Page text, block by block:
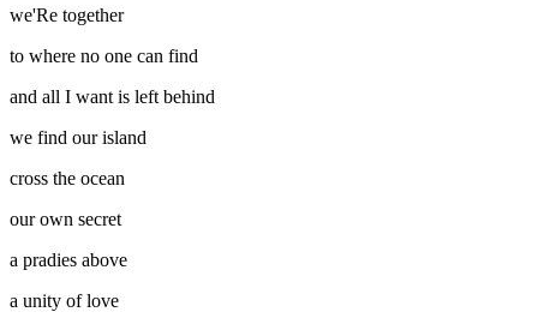
we'Re together
to where no one can find
and all I want is left behind
we find our island
cross the ocean
our own secret
a pradies above
a unity of love